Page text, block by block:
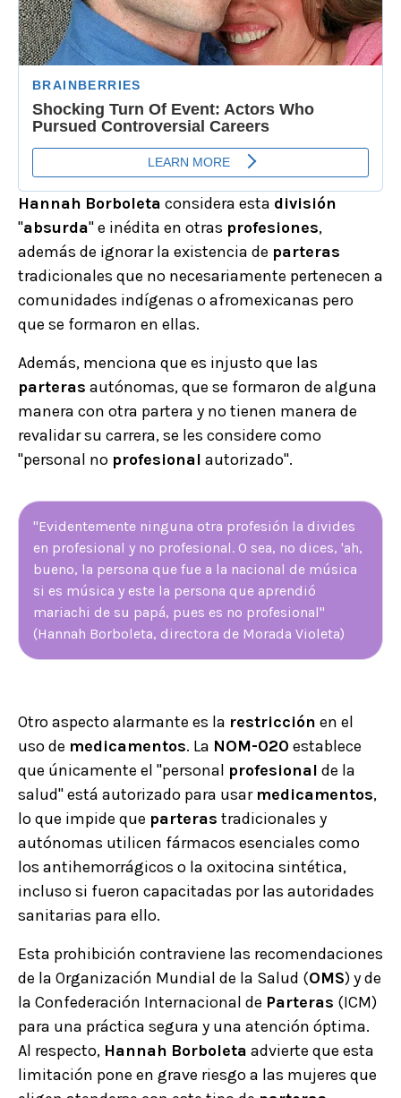
Hannah Borboleta considera esta división
"absurda" e inédita en otras profesiones,
además de ignorar la existencia de parteras
tradicionales que no necesariamente pertenecen a
comunidades indígenas o afromexicanas pero
que se formaron en ellas.
Además, menciona que es injusto que las
parteras autónomas, que se formaron de alguna
manera con otra partera y no tienen manera de
revalidar su carrera, se les considere como
"personal no profesional autorizado".
"Evidentemente ninguna otra profesión la divides
en profesional y no profesional. O sea, no dices, 'ah,
bueno, la persona que fue a la nacional de música
si es música y este la persona que aprendió
mariachi de su papá, pues es no profesional"
(Hannah Borboleta, directora de Morada Violeta)
Otro aspecto alarmante es la restricción en el
uso de medicamentos. La NOM-020 establece
que únicamente el "personal profesional de la
salud" está autorizado para usar medicamentos,
lo que impide que parteras tradicionales y
autónomas utilicen fármacos esenciales como
los antihemorrágicos o la oxitocina sintética,
incluso si fueron capacitadas por las autoridades
sanitarias para ello.
Esta prohibición contraviene las recomendaciones
de la Organización Mundial de la Salud (OMS) y de
la Confederación Internacional de Parteras (ICM)
para una práctica segura y una atención óptima.
Al respecto, Hannah Borboleta advierte que esta
limitación pone en grave riesgo a las mujeres que